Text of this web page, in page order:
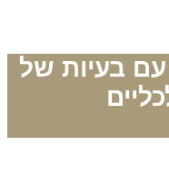
בעיות של